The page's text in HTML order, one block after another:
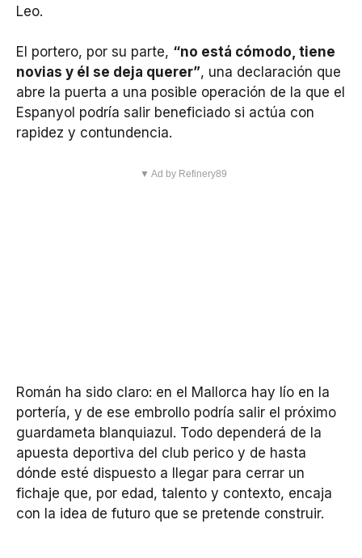
Leo.
El portero, por su parte, “no está cómodo, tiene
novias y él se deja querer”, una declaración que
abre la puerta a una posible operación de la que el
Espanyol podría salir beneficiado si actúa con
rapidez y contundencia.
▼ Ad by Refinery89
Román ha sido claro: en el Mallorca hay lío en la
portería, y de ese embrollo podría salir el próximo
guardameta blanquiazul. Todo dependerá de la
apuesta deportiva del club perico y de hasta
dónde esté dispuesto a llegar para cerrar un
fichaje que, por edad, talento y contexto, encaja
con la idea de futuro que se pretende construir.